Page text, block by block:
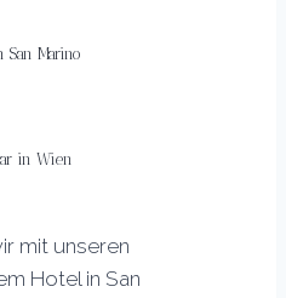
San Marino
in Wien
mit unseren
Hotel in San